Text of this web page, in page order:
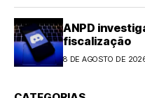
ANPD
fiscalização
8 DE AGOSTO DE